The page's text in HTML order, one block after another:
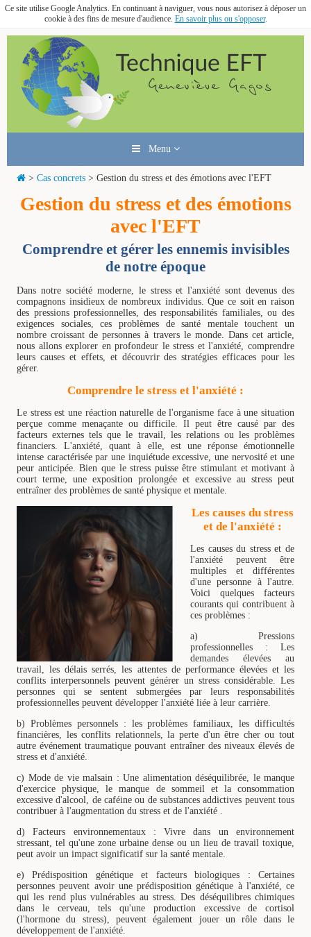
Ce site utilise Google Analytics. En continuant à naviguer, vous nous autorisez à déposer un
cookie à des fins de mesure d'audience. En savoir plus ou s'opposer.
Menu
> Cas concrets > Gestion du stress et des émotions avec l'EFT
Gestion du stress et des émotions
avec l'EFT
Comprendre et gérer les ennemis invisibles
de notre époque
Dans notre société moderne, le stress et l'anxiété sont devenus des
compagnons insidieux de nombreux individus. Que ce soit en raison
des pressions professionnelles, des responsabilités familiales, ou des
exigences sociales, ces problèmes de santé mentale touchent un
nombre croissant de personnes à travers le monde. Dans cet article,
nous allons explorer en profondeur le stress et l'anxiété, comprendre
leurs causes et effets, et découvrir des stratégies efficaces pour les
gérer.
Comprendre le stress et l'anxiété :
Le stress est une réaction naturelle de l'organisme face à une situation
perçue comme menaçante ou difficile. Il peut être causé par des
facteurs externes tels que le travail, les relations ou les problèmes
financiers. L'anxiété, quant à elle, est une réponse émotionnelle
intense caractérisée par une inquiétude excessive, une nervosité et une
peur anticipée. Bien que le stress puisse être stimulant et motivant à
court terme, une exposition prolongée et excessive au stress peut
entraîner des problèmes de santé physique et mentale.
Les causes du stress
et de l'anxiété :
Les causes du stress et de
l'anxiété peuvent être
multiples et différentes
d'une personne à l'autre.
Voici quelques facteurs
courants qui contribuent à
ces problèmes :
a) Pressions
professionnelles : Les
demandes élevées au
travail, les délais serrés, les attentes de performance élevées et les
conflits interpersonnels peuvent générer un stress considérable. Les
personnes qui se sentent submergées par leurs responsabilités
professionnelles peuvent développer l'anxiété liée à leur carrière.
b) Problèmes personnels : les problèmes familiaux, les difficultés
financières, les conflits relationnels, la perte d'un être cher ou tout
autre événement traumatique pouvant entraîner des niveaux élevés de
stress et d'anxiété.
c) Mode de vie malsain : Une alimentation déséquilibrée, le manque
d'exercice physique, le manque de sommeil et la consommation
excessive d'alcool, de caféine ou de substances addictives peuvent tous
contribuer à l'augmentation du stress et de l'anxiété .
d) Facteurs environnementaux : Vivre dans un environnement
stressant, tel qu'une zone urbaine dense ou un lieu de travail toxique,
peut avoir un impact significatif sur la santé mentale.
e) Prédisposition génétique et facteurs biologiques : Certaines
personnes peuvent avoir une prédisposition génétique à l'anxiété, ce
qui les rend plus vulnérables au stress. Des déséquilibres chimiques
dans le cerveau, tels qu'une production excessive de cortisol
(l'hormone du stress), peuvent également jouer un rôle dans le
développement de l'anxiété.